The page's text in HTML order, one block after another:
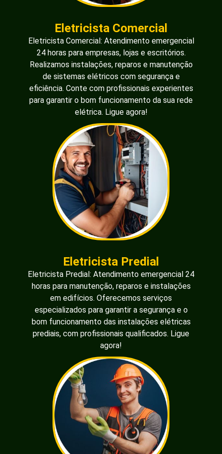
Eletricista Comercial
Eletricista Comercial: Atendimento emergencial
24 horas para empresas, lojas e escritórios.
Realizamos instalações, reparos e manutenção
de sistemas elétricos com segurança e
eficiência. Conte com profissionais experientes
para garantir o bom funcionamento da sua rede
elétrica. Ligue agora!
Eletricista Predial
Eletricista Predial: Atendimento emergencial 24
horas para manutenção, reparos e instalações
em edifícios. Oferecemos serviços
especializados para garantir a segurança e o
bom funcionamento das instalações elétricas
prediais, com profissionais qualificados. Ligue
agora!